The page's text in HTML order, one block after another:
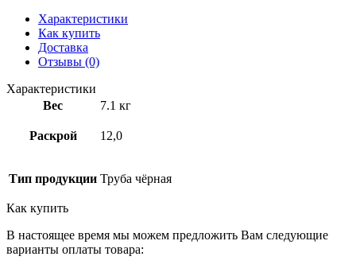
Характеристики
Как купить
Доставка
Отзывы (0)
Характеристики
Вес
7.1 кг
Раскрой 12,0
Тип продукции Труба чёрная
Как купить
В настоящее время мы можем предложить Вам следующие
варианты оплаты товара: